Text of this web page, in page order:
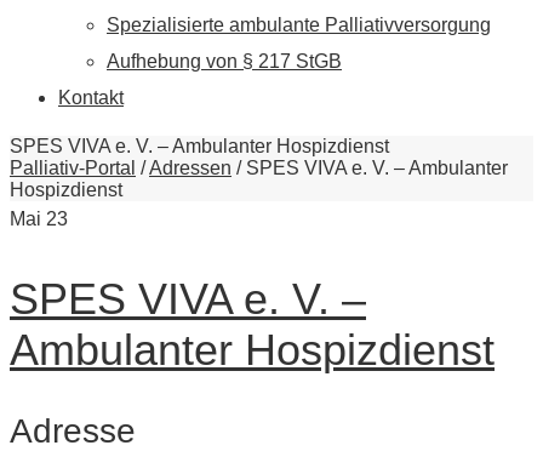
Spezialisierte ambulante Palliativversorgung
Aufhebung von § 217 StGB
Kontakt
SPES VIVA e. V. – Ambulanter Hospizdienst
Palliativ-Portal /Adressen / SPES VIVA e. V. – Ambulanter
Hospizdienst
Mai 23
SPES VIVA e. V. –
Ambulanter Hospizdienst
Adresse